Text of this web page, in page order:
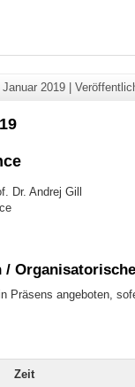
2019|
Dr. Andrej Gill
/
Präsens angeboten,
Zeit